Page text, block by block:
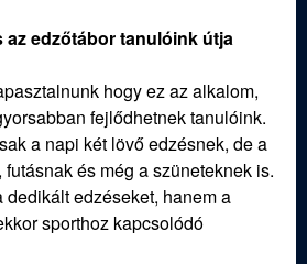
edzőtábor tanulóink útja
hogy ez az alkalom,
fejlődhetnek tanulóink.
a napi két lövő edzésnek, de a
és még a szüneteknek is.
dedikált edzéseket, hanem a
sporthoz kapcsolódó